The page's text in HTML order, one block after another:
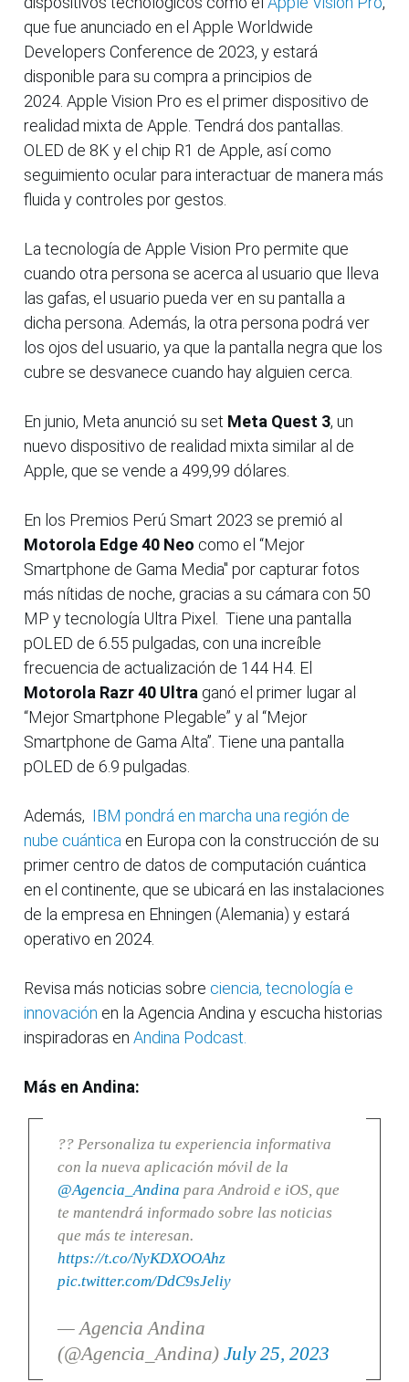
que fue anunciado en el Apple Worldwide
Developers Conference de 2023, y estará
disponible para su compra a principios de
2024. Apple Vision Pro es el primer dispositivo de
realidad mixta de Apple. Tendrá dos pantallas.
OLED de 8K y el chip R1 de Apple, así como
seguimiento ocular para interactuar de manera más
fluida y controles por gestos.
La tecnología de Apple Vision Pro permite que
cuando otra persona se acerca al usuario que lleva
las gafas, el usuario pueda ver en su pantalla a
dicha persona. Además, la otra persona podrá ver
los ojos del usuario, ya que la pantalla negra que los
cubre se desvanece cuando hay alguien cerca.
En junio, Meta anunció su set Meta Quest 3, un
nuevo dispositivo de realidad mixta similar al de
Apple, que se vende a 499,99 dólares.
En los Premios Perú Smart 2023 se premió al
Motorola Edge 40 Neo como el “Mejor
Smartphone de Gama Media" por capturar fotos
más nítidas de noche, gracias a su cámara con 50
MP y tecnología Ultra Pixel. Tiene una pantalla
pOLED de 6.55 pulgadas, con una increíble
frecuencia de actualización de 144 H4. El
Motorola Razr 40 Ultra ganó el primer lugar al
“Mejor Smartphone Plegable” y al “Mejor
Smartphone de Gama Alta”. Tiene una pantalla
pOLED de 6.9 pulgadas.
Además, IBM pondrá en marcha una región de
nube cuántica en Europa con la construcción de su
primer centro de datos de computación cuántica
en el continente, que se ubicará en las instalaciones
de la empresa en Ehningen (Alemania) y estará
operativo en 2024.
Revisa más noticias sobre ciencia, tecnología e
innovación en la Agencia Andina y escucha historias
inspiradoras en Andina Podcast.
Más en Andina:
?? Personaliza tu experiencia informativa
con la nueva aplicación móvil de la
@Agencia_Andina para Android e iOS, que
te mantendrá informado sobre las noticias
que más te interesan.
https://t.co/NyKDXOOAhz
pic.twitter.com/DdC9sJeliy
— Agencia Andina
(@Agencia_Andina) July 25, 2023